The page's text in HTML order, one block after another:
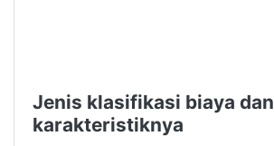
Jenis klasifikasi biaya dan
karakteristiknya